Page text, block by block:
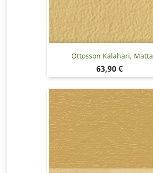
Ottosson Kalahari, Matta
Hinta
63,90 €